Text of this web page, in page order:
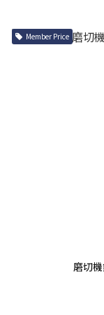
Member Price
磨切